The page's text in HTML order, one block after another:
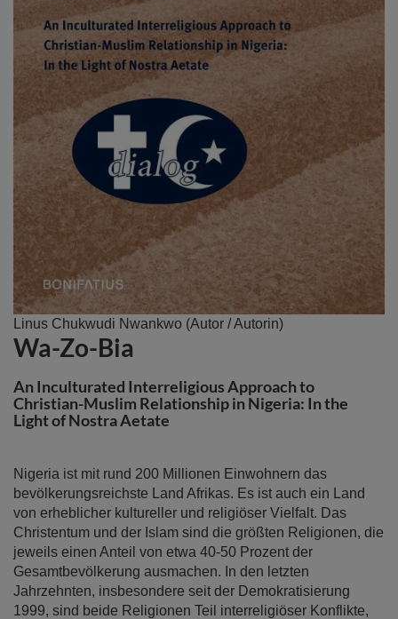
Linus Chukwudi Nwankwo (Autor / Autorin)
Wa-Zo-Bia
An Inculturated Interreligious Approach to
Christian-Muslim Relationship in Nigeria: In the
Light of Nostra Aetate
Nigeria ist mit rund 200 Millionen Einwohnern das
bevölkerungsreichste Land Afrikas. Es ist auch ein Land
von erheblicher kultureller und religiöser Vielfalt. Das
Christentum und der Islam sind die größten Religionen, die
jeweils einen Anteil von etwa 40-50 Prozent der
Gesamtbevölkerung ausmachen. In den letzten
Jahrzehnten, insbesondere seit der Demokratisierung
1999, sind beide Religionen Teil interreligiöser Konflikte,
Zum
Anfang
der
Bildergalerie
springen